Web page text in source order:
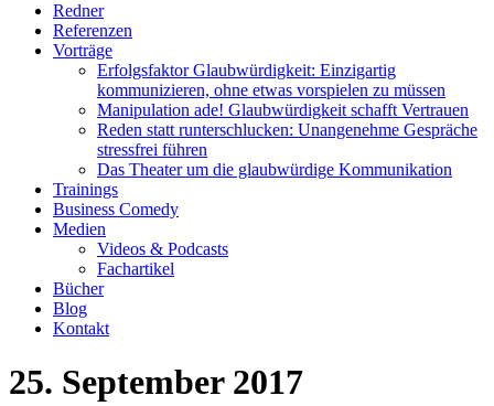
Redner
Referenzen
Vorträge
Erfolgsfaktor Glaubwürdigkeit: Einzigartig
kommunizieren, ohne etwas vorspielen zu müssen
Manipulation ade! Glaubwürdigkeit schafft Vertrauen
Reden statt runterschlucken: Unangenehme Gespräche
stressfrei führen
Das Theater um die glaubwürdige Kommunikation
Trainings
Business Comedy
Medien
Videos & Podcasts
Fachartikel
Bücher
Blog
Kontakt
25. September 2017